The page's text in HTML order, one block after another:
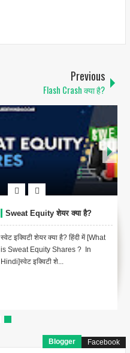
Previous
Flash Crash क्या है?
Sweat Equity शेयर क्या है?
स्वेट इक्विटी शेयर क्या है? हिंदी में [What
is Sweat Equity Shares ? In
Hindi]स्वेट इक्विटी शे...
Blogger Facebook